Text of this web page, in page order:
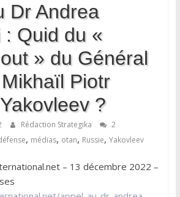
Dr Andrea
: Quid du «
» du Général
Piotr
?
Rédaction Strategika
2
, médias, otan, Russie, Yakovleev
– 13 décembre 2022 –